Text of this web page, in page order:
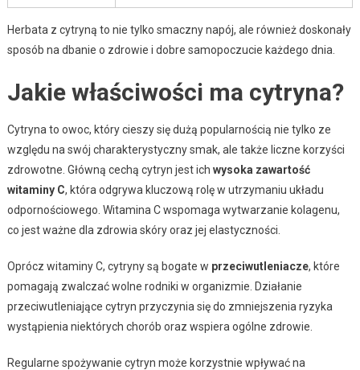
Herbata z cytryną to nie tylko smaczny napój, ale również doskonały
sposób na dbanie o zdrowie i dobre samopoczucie każdego dnia.
Jakie właściwości ma cytryna?
Cytryna to owoc, który cieszy się dużą popularnością nie tylko ze
względu na swój charakterystyczny smak, ale także liczne korzyści
zdrowotne. Główną cechą cytryn jest ich wysoka zawartość
witaminy C, która odgrywa kluczową rolę w utrzymaniu układu
odpornościowego. Witamina C wspomaga wytwarzanie kolagenu,
co jest ważne dla zdrowia skóry oraz jej elastyczności.
Oprócz witaminy C, cytryny są bogate w przeciwutleniacze, które
pomagają zwalczać wolne rodniki w organizmie. Działanie
przeciwutleniające cytryn przyczynia się do zmniejszenia ryzyka
wystąpienia niektórych chorób oraz wspiera ogólne zdrowie.
Regularne spożywanie cytryn może korzystnie wpływać na